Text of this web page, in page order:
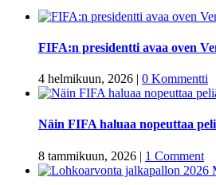
FIFA:n presidentti avaa oven
4 helmikuun, 2026 | 0 Kommentti
Näin FIFA haluaa nopeuttaa
8 tammikuun, 2026 | 1 Comment